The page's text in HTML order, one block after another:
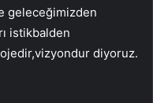
geleceğimizden
istikbalden
diyoruz.